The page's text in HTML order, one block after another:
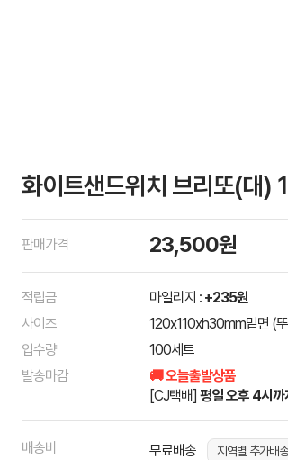
화이트샌드위치 브리또(대)
판매가격 23,500원
적립금 마일리지 : +235원
사이즈
120x110xh30mm밑면 (
입수량
100세트
발송마감
🚚 오늘출발상품
[CJ택배] 평일 오후 4시까
배송비 무료배송
지역별 추가배